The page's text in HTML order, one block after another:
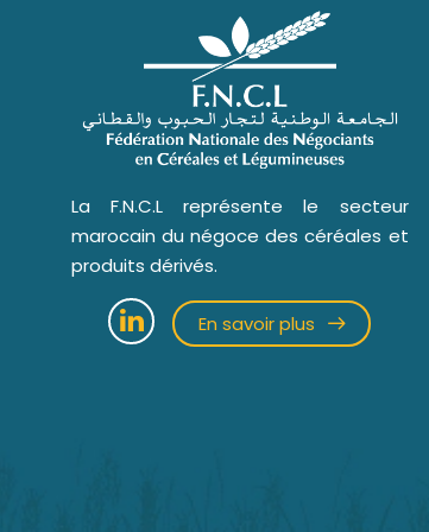
La F.N.C.L représente le secteur
marocain du négoce des céréales et
produits dérivés.
En savoir plus